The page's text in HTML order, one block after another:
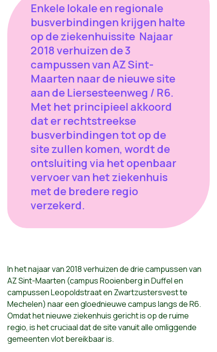
Enkele lokale en regionale
busverbindingen krijgen halte
op de ziekenhuissite Najaar
2018 verhuizen de 3
campussen van AZ Sint-
Maarten naar de nieuwe site
aan de Liersesteenweg / R6.
Met het principieel akkoord
dat er rechtstreekse
busverbindingen tot op de
site zullen komen, wordt de
ontsluiting via het openbaar
vervoer van het ziekenhuis
met de bredere regio
verzekerd.
In het najaar van 2018 verhuizen de drie campussen van
AZ Sint-Maarten (campus Rooienberg in Duffel en
campussen Leopoldstraat en Zwartzustersvest te
Mechelen) naar een gloednieuwe campus langs de R6.
Omdat het nieuwe ziekenhuis gericht is op de ruime
regio, is het cruciaal dat de site vanuit alle omliggende
gemeenten vlot bereikbaar is.